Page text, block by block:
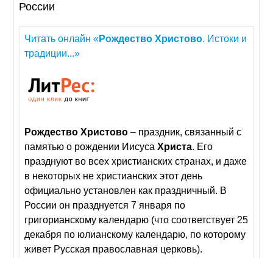
России
Читать онлайн «Рождество Христово. Истоки и
традиции...»
Рождество Христово – праздник, связанный с
памятью о рождении ИисусаХриста. Его
празднуют во всех христианских странах, и даже
в некоторых не христианских этот день
официально установлен как праздничный. В
России он празднуется 7 января по
григорианскому календарю (что соответствует 25
декабря по юлианскому календарю, по которому
живет Русская православная церковь).